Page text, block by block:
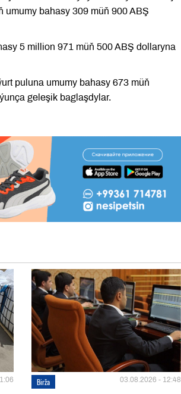
bahasy 309 müň 900 ABŞ
5 million 971 müň 500 ABŞ dollaryna
puluna umumy bahasy 673 müň
geleşik baglaşdylar.
Birža 03.08.2026 - 12:48